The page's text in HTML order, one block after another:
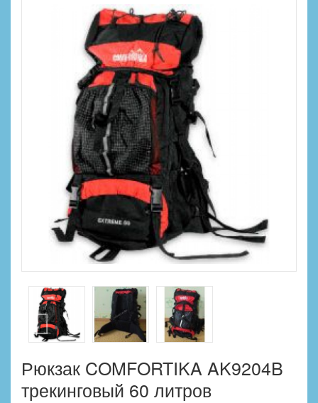
Рюкзак COMFORTIKA AK9204B
трекинговый 60 литров